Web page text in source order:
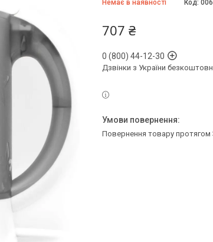
Немає в наявності Код:
707 ₴
0 (800) 44-12-30
Дзвінки з України
повернення товару протягом